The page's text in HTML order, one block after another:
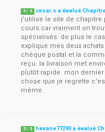
5 / 5 cesar.s a évalué
j'utilise le site de chapitre
cours car vraiment on
spécialisés. de plus le
explique mes deux
chèque postal et la
reçu. la livraison met
plutôt rapide. mon
chose que je regrette
même.
5 / 5 hexane77290 a évalué